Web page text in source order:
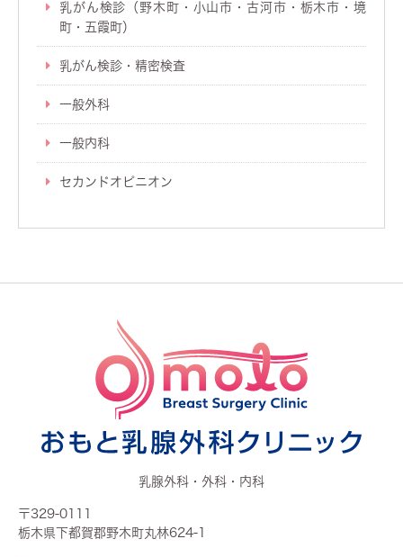
乳がん検診（野木町・小山市・古河市・栃木市・境
町・五霞町）
乳がん検診・精密検査
一般外科
一般内科
セカンドオピニオン
乳腺外科・外科・内科
〒329-0111
栃木県下都賀郡野木町丸林624-1